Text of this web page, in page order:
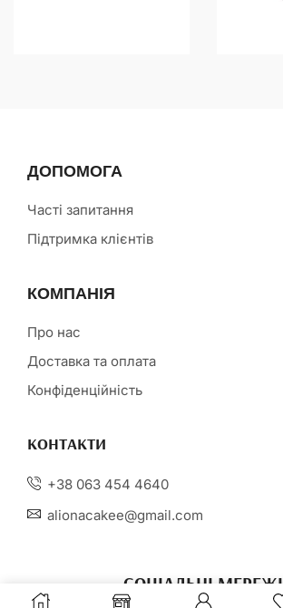
ДОПОМОГА
Часті запитання
Підтримка клієнтів
КОМПАНІЯ
Про нас
Доставка та оплата
Конфіденційність
КОНТАКТИ
+38 063 454 4640
alionacakee@gmail.com
СОЦІАЛЬНІ МЕРЕЖІ